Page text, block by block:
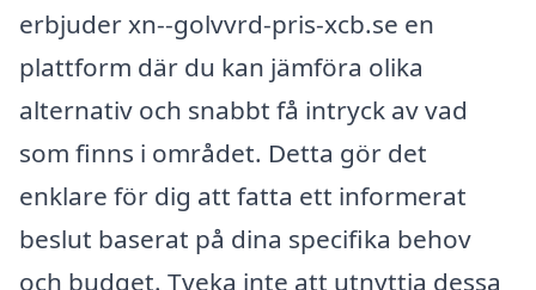
erbjuder xn--golvvrd-pris-xcb.se en
plattform där du kan jämföra olika
alternativ och snabbt få intryck av vad
som finns i området. Detta gör det
enklare för dig att fatta ett informerat
beslut baserat på dina specifika behov
och budget. Tveka inte att utnyttja dessa